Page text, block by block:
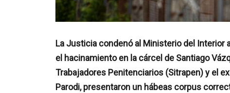
La Justicia condenó al Ministerio del
el hacinamiento en la cárcel de Santiago
Trabajadores Penitenciarios (Sitrapen) y el
Parodi, presentaron un hábeas corpus